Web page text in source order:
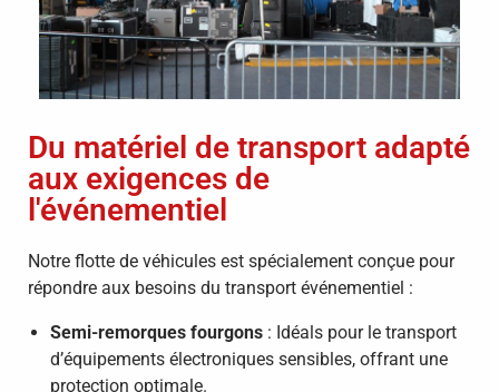
Du matériel de transport adapté
aux exigences de
l'événementiel
Notre flotte de véhicules est spécialement conçue pour
répondre aux besoins du transport événementiel :
Semi-remorques fourgons : Idéals pour le transport
d’équipements électroniques sensibles, offrant une
protection optimale.